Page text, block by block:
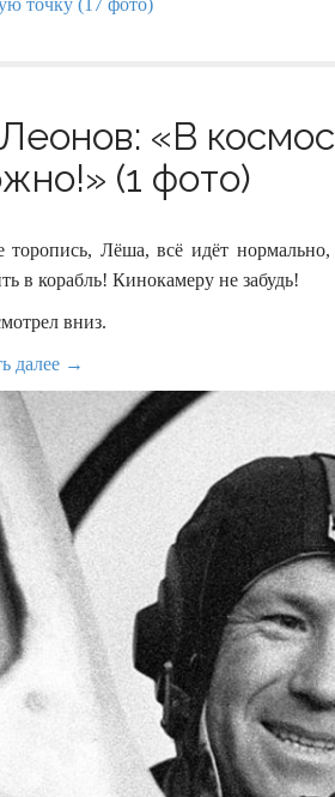
«В
(1 фото)
Лёша, всё идёт
в корабль! Кинокамеру не забудь!
вниз.
далее →